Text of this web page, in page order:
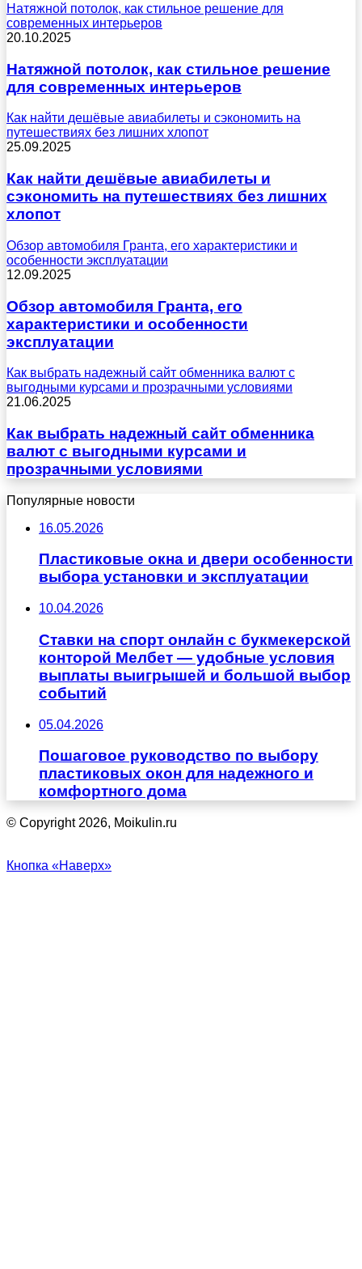
Натяжной потолок, как стильное решение для
современных интерьеров
20.10.2025
Натяжной потолок, как стильное решение
для современных интерьеров
Как найти дешёвые авиабилеты и сэкономить на
путешествиях без лишних хлопот
25.09.2025
Как найти дешёвые авиабилеты и
сэкономить на путешествиях без лишних
хлопот
Обзор автомобиля Гранта, его характеристики и
особенности эксплуатации
12.09.2025
Обзор автомобиля Гранта, его
характеристики и особенности
эксплуатации
Как выбрать надежный сайт обменника валют с
выгодными курсами и прозрачными условиями
21.06.2025
Как выбрать надежный сайт обменника
валют с выгодными курсами и
прозрачными условиями
Популярные новости
16.05.2026
Пластиковые окна и двери особенности
выбора установки и эксплуатации
10.04.2026
Ставки на спорт онлайн с букмекерской
конторой Мелбет — удобные условия
выплаты выигрышей и большой выбор
событий
05.04.2026
Пошаговое руководство по выбору
пластиковых окон для надежного и
комфортного дома
© Copyright 2026, Moikulin.ru
Кнопка «Наверх»